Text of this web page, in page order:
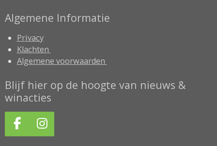
Algemene Informatie
Privacy
Klachten
Algemene voorwaarden
Blijf hier op de hoogte van nieuws &
winacties
F
a
I
n